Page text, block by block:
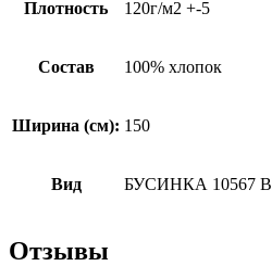
Плотность 120г/м2 +-5
Состав 100% хлопок
Ширина (см): 150
Вид БУСИНКА 10567
Отзывы